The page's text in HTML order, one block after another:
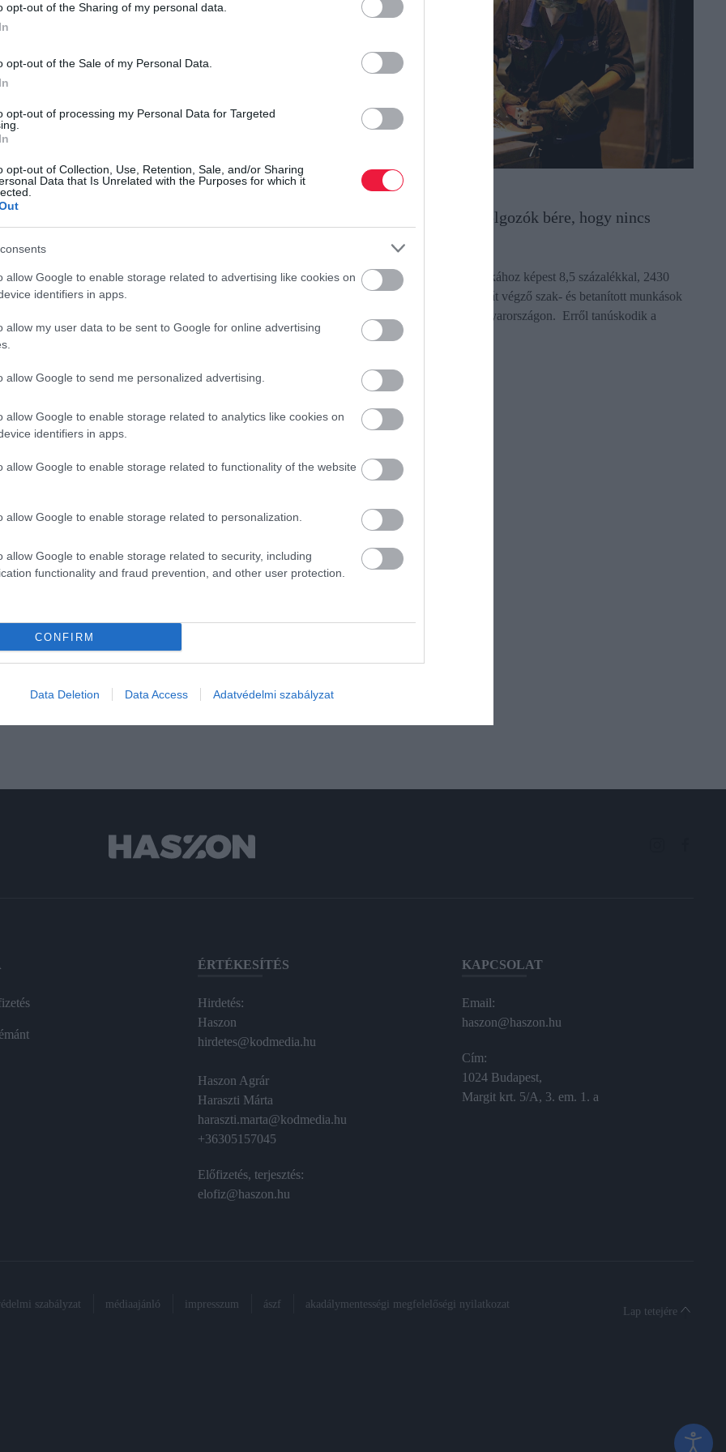
opt-out of the Sharing of my personal data.
opt-out of the Sale of my Personal Data.
opt-out of processing my Personal Data for Targeted
opt-out of Collection, Use, Retention, Sale, and/or Sharing
Data that Is Unrelated with the Purposes for which it
allow Google to enable storage related to advertising like cookies on
identifiers in apps.
allow my user data to be sent to Google for online advertising
allow Google to send me personalized advertising.
allow Google to enable storage related to analytics like cookies on
identifiers in apps.
allow Google to enable storage related to functionality of the website
allow Google to enable storage related to personalization.
allow Google to enable storage related to security, including
functionality and fraud prevention, and other user protection.
CONFIRM
Data Deletion Data Access Adatvédelmi szabályzat
forrásként a Google Keresőben!
hétfőn Magyarország. A 1,5 milliárd eurónyi, 6 éves
keltek el, 3,50 százalékos kuponnal, 80 bázispontos
futamidejű, 2037-ben lejáró kötvények hozama 4,282
keltek el.
nélkül sikerült árazni, a befolyó összeg általános
az ÁKK. A
rövid távon jelentős likviditásra van szükség, mivel az
3550 milliárd forintnyi) támogatást az Európai
időzítés piaci szempontból is kedvező, mivel javult
és az ÁKK az elmúlt hetekben a forintalapú intézményi
Januárban ugyancsak 3 milliárd euró értékben
kötvény volt. A 2 milliárd eurónyi, 7 éves futamidejű,
hozamfelárral. Az 1 milliárd eurónyi 12 éves
195 bázispontos hozamfelárral.
a Goldman Sachs Bank Europe SE, az ING és a JP
adósság
MUNKA
Úgy nőtt a kétkezi dolgozók bére, hogy nincs
mögötte fedezet
Az előző év azonos időszakához képest 8,5 százalékkal, 2430
forintra nőtt a fizikai munkát végző szak- és betanított munkások
átlagos bruttó órabére Magyarországon. Erről tanúskodik a
Trenkwalder…
ÉRTÉKESÍTÉS
Hirdetés:
Haszon
hirdetes@kodmedia.hu
Haszon Agrár
Haraszti Márta
haraszti.marta@kodmedia.hu
+36305157045
Előfizetés, terjesztés:
elofiz@haszon.hu
KAPCSOLAT
Email:
haszon@haszon.hu
Cím:
1024 Budapest,
Margit krt. 5/A, 3. em. 1. a
szabályzat médiaajánló impresszum ászf akadálymentességi megfelelőségi nyilatkozat
Lap tetejére